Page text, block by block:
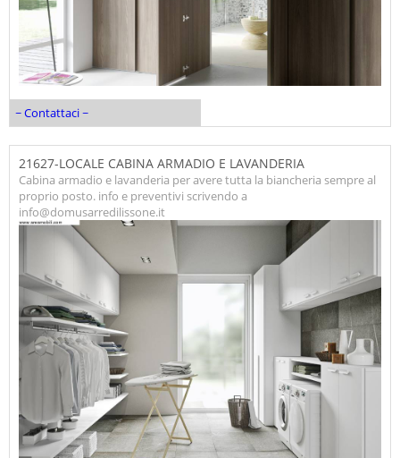
~ Contattaci ~
21627-LOCALE CABINA ARMADIO E LAVANDERIA
Cabina armadio e lavanderia per avere tutta la biancheria sempre al
proprio posto. info e preventivi scrivendo a
info@domusarredilissone.it